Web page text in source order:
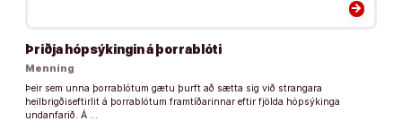
arrow_forward
Þriðja hópsýkingin á þorrablóti
Menning
Þeir sem unna þorrablótum gætu þurft að sætta sig við strangara
heilbrigðiseftirlit á þorrablótum framtíðarinnar eftir fjölda hópsýkinga
undanfarið. Á …